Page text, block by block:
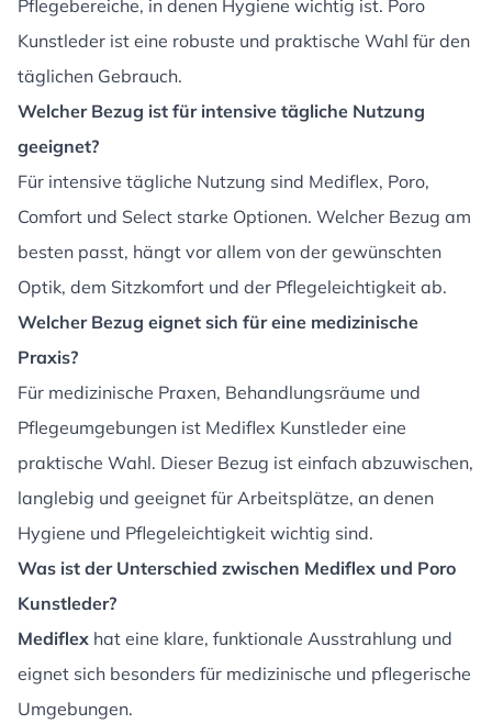
Pflegebereiche, in denen Hygiene wichtig ist. Poro
Kunstleder ist eine robuste und praktische Wahl für den
täglichen Gebrauch.
Welcher Bezug ist für intensive tägliche Nutzung
geeignet?
Für intensive tägliche Nutzung sind Mediflex, Poro,
Comfort und Select starke Optionen. Welcher Bezug am
besten passt, hängt vor allem von der gewünschten
Optik, dem Sitzkomfort und der Pflegeleichtigkeit ab.
Welcher Bezug eignet sich für eine medizinische
Praxis?
Für medizinische Praxen, Behandlungsräume und
Pflegeumgebungen ist Mediflex Kunstleder eine
praktische Wahl. Dieser Bezug ist einfach abzuwischen,
langlebig und geeignet für Arbeitsplätze, an denen
Hygiene und Pflegeleichtigkeit wichtig sind.
Was ist der Unterschied zwischen Mediflex und Poro
Kunstleder?
Mediflex hat eine klare, funktionale Ausstrahlung und
eignet sich besonders für medizinische und pflegerische
Umgebungen.